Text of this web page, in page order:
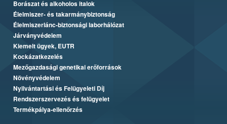
Borászat és alkoholos italok
Élelmiszer- és takarmánybiztonság
Élelmiszerlánc-biztonsági laborhálózat
Járványvédelem
Kiemelt ügyek, EUTR
Kockázatkezelés
Mezőgazdasági genetikai erőforrások
Növényvédelem
Nyilvántartási és Felügyeleti Díj
Rendszerszervezés és felügyelet
Termékpálya-ellenőrzés